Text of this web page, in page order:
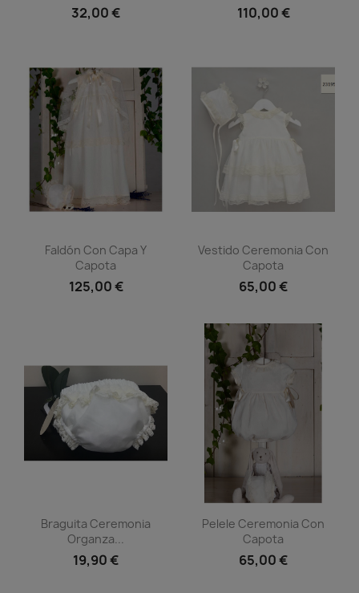
32,00 € 110,00 €
Vista rápida
Faldón Con Capa Y
Capota
125,00 €
Vista rápida
Vestido Ceremonia Con
Capota
65,00 €
Vista rápida
Braguita Ceremonia
Organza...
19,90 €
Vista rápida
Pelele Ceremonia Con
Capota
65,00 €